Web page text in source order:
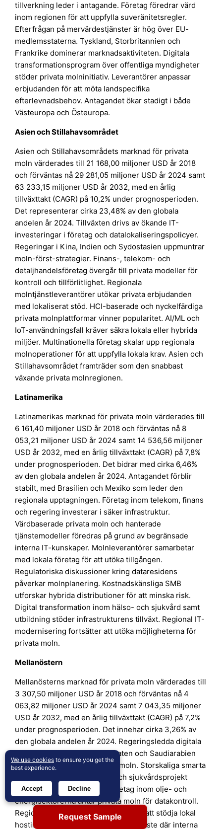
tillverkning leder i antagande. Företag föredrar värd
inom regionen för att uppfylla suveränitetsregler.
Efterfrågan på mervärdestjänster är hög över EU-
medlemsstaterna. Tyskland, Storbritannien och
Frankrike dominerar marknadsaktiviteten. Digitala
transformationsprogram över offentliga myndigheter
stöder privata molninitiativ. Leverantörer anpassar
erbjudanden för att möta landspecifika
efterlevnadsbehov. Antagandet ökar stadigt i både
Västeuropa och Östeuropa.
Asien och Stillahavsområdet
Asien och Stillahavsområdets marknad för privata
moln värderades till 21 168,00 miljoner USD år 2018
och förväntas nå 29 281,05 miljoner USD år 2024 samt
63 233,15 miljoner USD år 2032, med en årlig
tillväxttakt (CAGR) på 10,2% under prognosperioden.
Det representerar cirka 23,48% av den globala
andelen år 2024. Tillväxten drivs av ökande IT-
investeringar i företag och datalokaliseringspolicyer.
Regeringar i Kina, Indien och Sydostasien uppmuntrar
moln-först-strategier. Finans-, telekom- och
detaljhandelsföretag övergår till privata modeller för
kontroll och tillförlitlighet. Regionala
molntjänstleverantörer utökar privata erbjudanden
med lokaliserat stöd. HCI-baserade och nyckelfärdiga
privata molnplattformar vinner popularitet. AI/ML och
IoT-användningsfall kräver säkra lokala eller hybrida
miljöer. Multinationella företag skalar upp regionala
molnoperationer för att uppfylla lokala krav. Asien och
Stillahavsområdet framträder som den snabbast
växande privata molnregionen.
Latinamerika
Latinamerikas marknad för privata moln värderades till
6 161,40 miljoner USD år 2018 och förväntas nå 8
053,21 miljoner USD år 2024 samt 14 536,56 miljoner
USD år 2032, med en årlig tillväxttakt (CAGR) på 7,8%
under prognosperioden. Det bidrar med cirka 6,46%
av den globala andelen år 2024. Antagandet förblir
stabilt, med Brasilien och Mexiko som leder den
regionala upptagningen. Företag inom telekom, finans
och regering investerar i säker infrastruktur.
Värdbaserade privata moln och hanterade
tjänstemodeller föredras på grund av begränsade
interna IT-kunskaper. Molnleverantörer samarbetar
med lokala företag för att utöka tillgången.
Regulatoriska diskussioner kring dataresidens
påverkar molnplanering. Kostnadskänsliga SMB
utforskar hybrida distributioner för att minska risk.
Digital transformation inom hälso- och sjukvård samt
utbildning stöder infrastrukturens tillväxt. Regional IT-
modernisering fortsätter att utöka möjligheterna för
privata moln.
Mellanöstern
Mellanösterns marknad för privata moln värderades till
3 307,50 miljoner USD år 2018 och förväntas nå 4
063,82 miljoner USD år 2024 samt 7 043,35 miljoner
USD år 2032, med en årlig tillväxttakt (CAGR) på 7,2%
under prognosperioden. Det innehar cirka 3,26% av
den globala andelen år 2024. Regeringsledda digitala
agendor i Förenade Arabemiraten och Saudiarabien
ökar investeringarna i privata moln. Storskaliga smarta
städer, försvars- och hälso- och sjukvårdsprojekt
kräver säker infrastruktur. Företag inom olje- och
energisektorerna antar privata moln för datakontroll.
Regionala datacenter expanderar för att stödja lokal
hosting. Hanterade privata moln får fäste där interna
Request Sample
We use cookies to ensure you get the
best experience.
Accept Decline